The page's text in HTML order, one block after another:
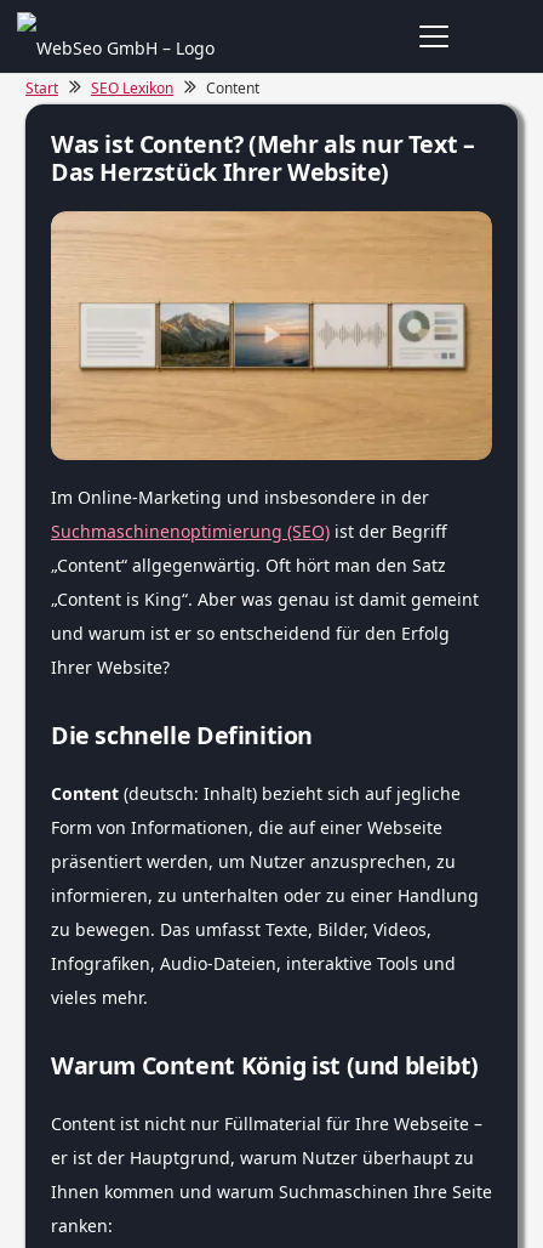
Start SEO Lexikon Content
Was ist Content? (Mehr als nur Text –
Das Herzstück Ihrer Website)
Im Online-Marketing und insbesondere in der
Suchmaschinenoptimierung (SEO) ist der Begriff
„Content“ allgegenwärtig. Oft hört man den Satz
„Content is King“. Aber was genau ist damit gemeint
und warum ist er so entscheidend für den Erfolg
Ihrer Website?
Die schnelle Definition
Content (deutsch: Inhalt) bezieht sich auf jegliche
Form von Informationen, die auf einer Webseite
präsentiert werden, um Nutzer anzusprechen, zu
informieren, zu unterhalten oder zu einer Handlung
zu bewegen. Das umfasst Texte, Bilder, Videos,
Infografiken, Audio-Dateien, interaktive Tools und
vieles mehr.
Warum Content König ist (und bleibt)
Content ist nicht nur Füllmaterial für Ihre Webseite –
er ist der Hauptgrund, warum Nutzer überhaupt zu
Ihnen kommen und warum Suchmaschinen Ihre Seite
ranken: